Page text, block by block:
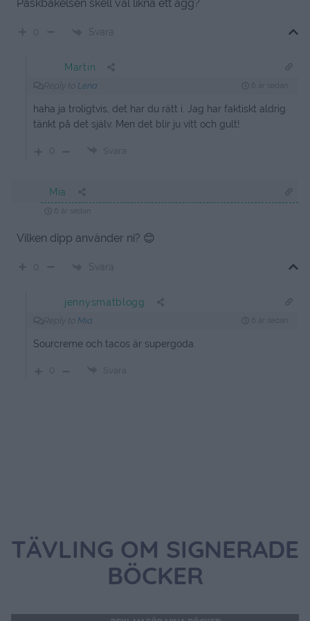
Påskbakelsen skell väl likna ett ägg?
0 Svara
Martin
Lena
haha ja troligtvis, det har du rätt i. Jag har faktiskt aldrig
tänkt på det själv. Men det blir ju vitt och gult!
0 Svara
Mia
Vilken dipp använder ni? 😊
0 Svara
jennysmatblogg
Mia
Sourcreme och tacos är supergoda.
0 Svara
TÄVLING OM SIGNERADE
BÖCKER